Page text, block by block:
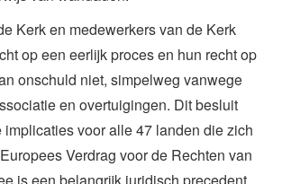
Kerk en medewerkers van de Kerk
op een eerlijk proces en hun recht op
onschuld niet, simpelweg vanwege
en overtuigingen. Dit besluit
implicaties voor alle 47 landen die zich
Verdrag voor de Rechten van